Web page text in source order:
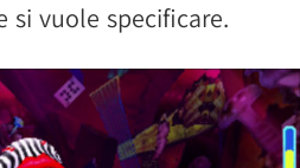
vuole specificare.